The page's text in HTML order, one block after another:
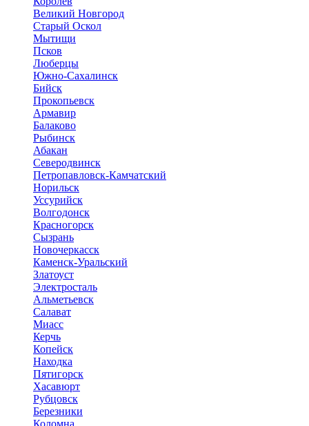
Великий Новгород
Старый Оскол
Мытищи
Псков
Люберцы
Южно-Сахалинск
Бийск
Прокопьевск
Армавир
Балаково
Рыбинск
Абакан
Северодвинск
Петропавловск-Камчатский
Норильск
Уссурийск
Волгодонск
Красногорск
Сызрань
Новочеркасск
Каменск-Уральский
Златоуст
Электросталь
Альметьевск
Салават
Миасс
Керчь
Копейск
Находка
Пятигорск
Хасавюрт
Рубцовск
Березники
Коломна